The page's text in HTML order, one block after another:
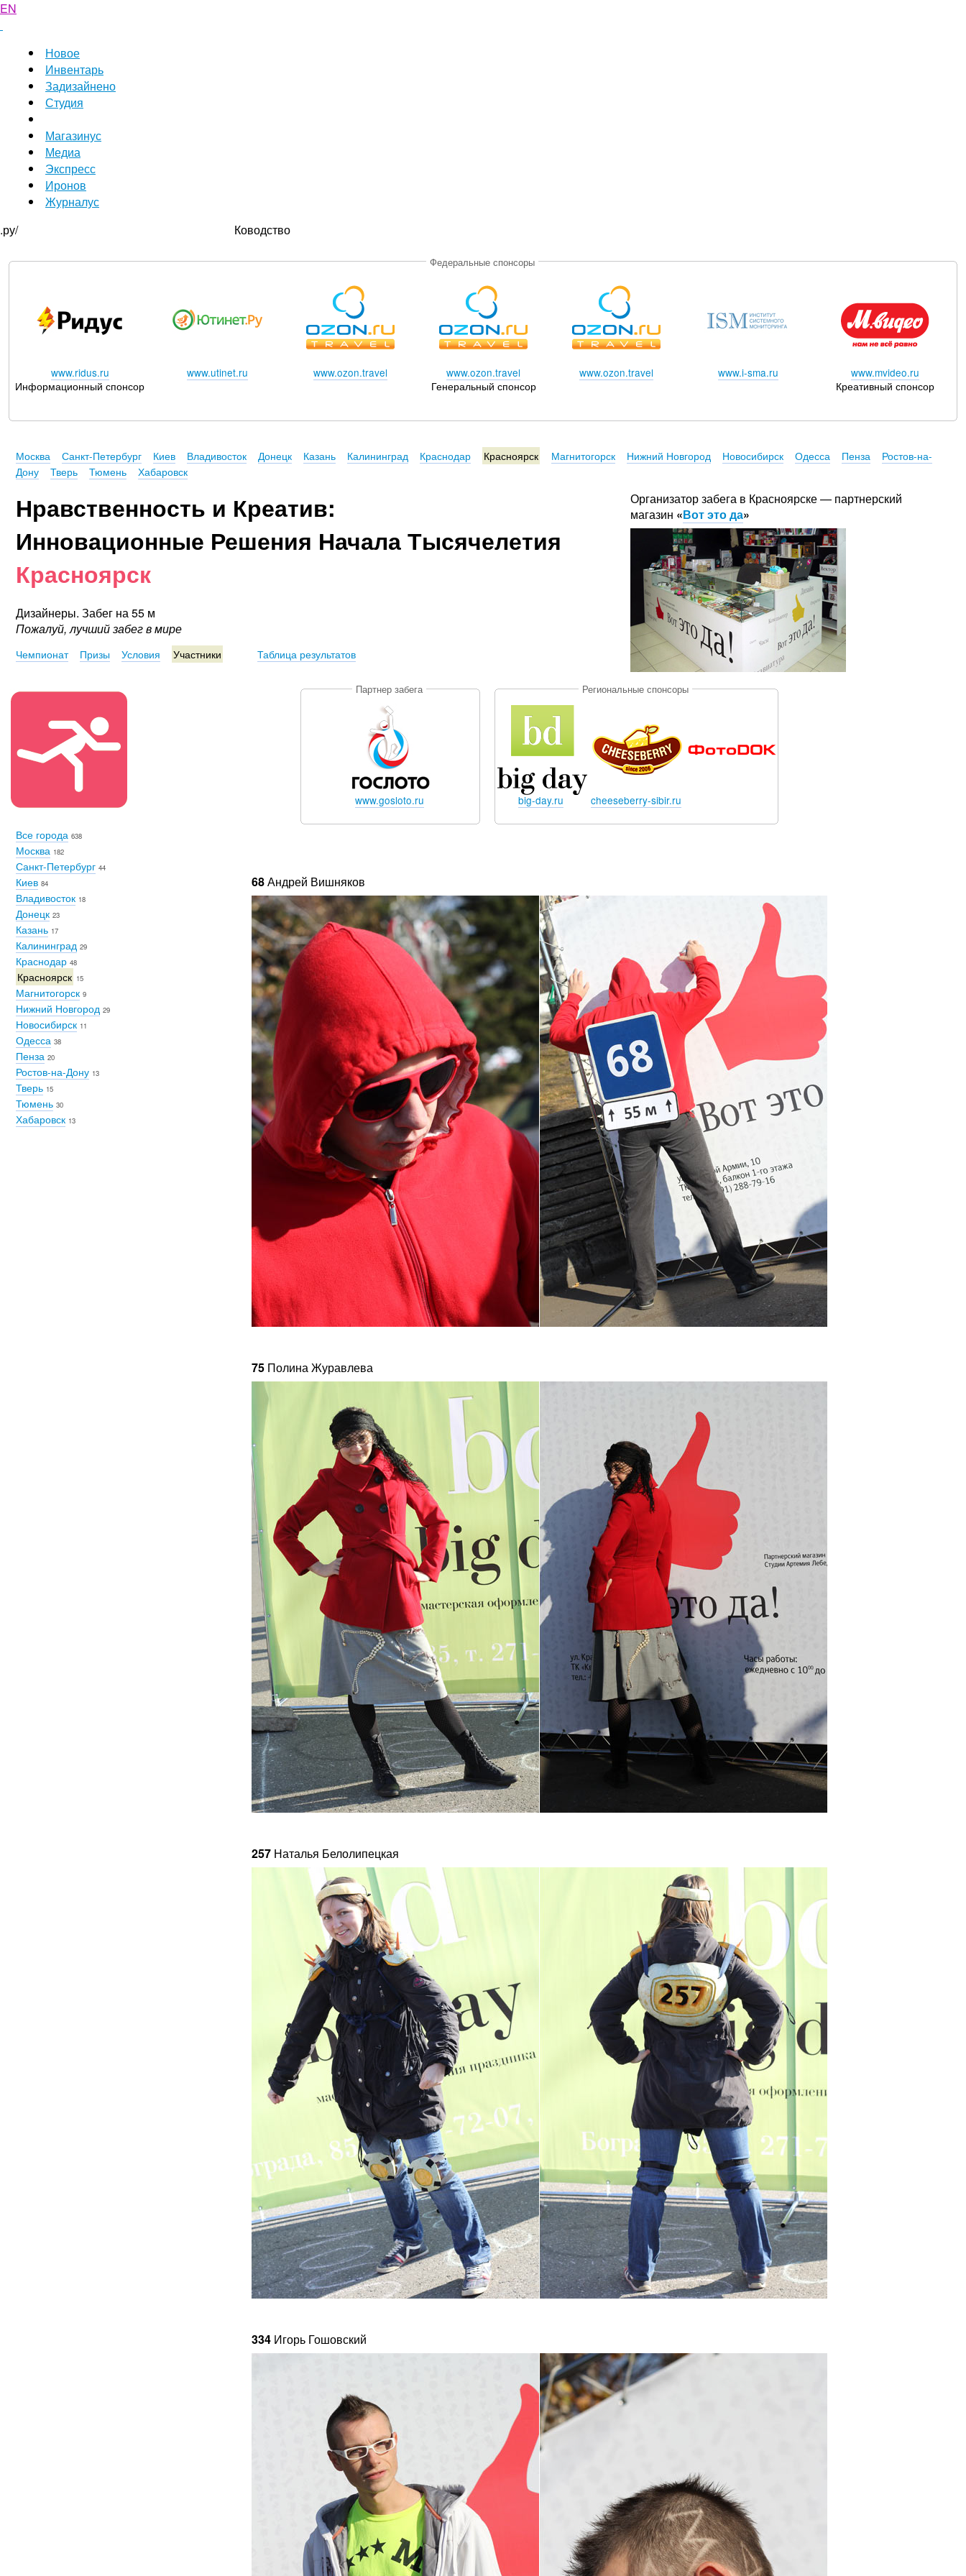
EN
Новое
Инвентарь
Задизайнено
Студия
Магазинус
Медиа
Экспресс
Иронов
Журналус
.ру/
Ководство
Федеральные спонсоры
www.ridus.ru
Информационный спонсор
www.utinet.ru www.ozon.travel
www.ozon.travel
Генеральный спонсор
www.ozon.travel www.i-sma.ru
www.mvideo.ru
Креативный спонсор
Москва Санкт-Петербург Киев Владивосток Донецк Казань Калининград Краснодар Красноярск Магнитогорск Нижний Новгород Новосибирск Одесса Пенза
Ростов-на-
Дону
Тверь Тюмень Хабаровск
Нравственность и Креатив:
Инновационные Решения Начала Тысячелетия
Красноярск
Дизайнеры. Забег на 55 м
Пожалуй, лучший забег в мире
Чемпионат Призы Условия Участники Таблица результатов
Организатор забега в Красноярске — партнерский
магазин «Вот это да»
Все города 638
Москва 182
Санкт-Петербург 44
Киев 84
Владивосток 18
Донецк 23
Казань 17
Калининград 29
Краснодар 48
Красноярск 15
Магнитогорск 9
Нижний Новгород 29
Новосибирск 11
Одесса 38
Пенза 20
Ростов-на-Дону 13
Тверь 15
Тюмень 30
Хабаровск 13
Партнер забега
www.gosloto.ru
Региональные спонсоры
big-day.ru cheeseberry-sibir.ru
68Андрей Вишняков
75 Полина Журавлева
257 Наталья Белолипецкая
334 Игорь Гошовский